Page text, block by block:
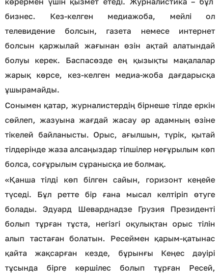
бизнес. Кез-келген медиажоба, мейлі ол
телевидение болсын, газета немесе интернет
болсын қаржылай жағынан өзін ақтай алатындай
болуы керек. Баспасөзде ең қызықты мақалалар
жарық көрсе, кез-келген медиа-жоба дағдарысқа
ұшырамайды.
Сонымен қатар, журналистердің бірнеше тілде еркін
сөйлеп, жазуына жағдай жасау әр адамның өзіне
тікелей байланысты. Орыс, ағылшын, түрік, қытай
тілдерінде жаза алсаңыздар тілшілер неғұрылым көп
болса, соғұрылым сұранысқа ие болмақ.
«Қанша тілді көп білген сайын, горизонт кеңейе
түседі. Бұл ретте бір ғана мысал келтіріп өтуге
болады. Эдуард Шеварднадзе Грузия Президенті
болып тұрған тұста, негізгі оқулықтан орыс тілін
алып тастаған болатын. Ресеймен қарым-қатынас
қайта жақсарған кезде, бұрынғы Кеңес дәуірі
тұсында бірге көршілес болып тұрған Ресей,